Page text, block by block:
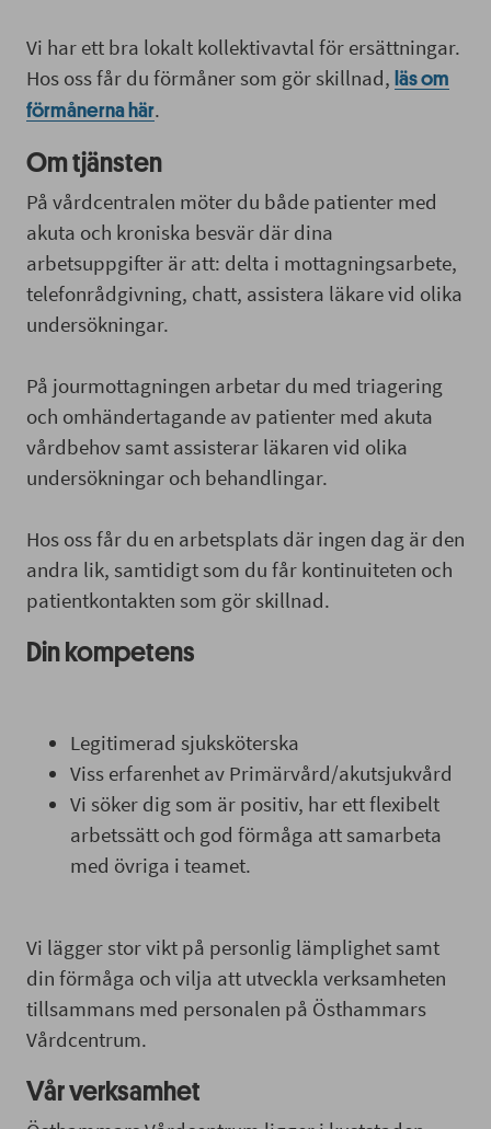
Vi har ett bra lokalt kollektivavtal för ersättningar.
Hos oss får du förmåner som gör skillnad, läs om
förmånerna här.
Om tjänsten
På vårdcentralen möter du både patienter med
akuta och kroniska besvär där dina
arbetsuppgifter är att: delta i mottagningsarbete,
telefonrådgivning, chatt, assistera läkare vid olika
undersökningar.
På jourmottagningen arbetar du med triagering
och omhändertagande av patienter med akuta
vårdbehov samt assisterar läkaren vid olika
undersökningar och behandlingar.
Hos oss får du en arbetsplats där ingen dag är den
andra lik, samtidigt som du får kontinuiteten och
patientkontakten som gör skillnad.
Din kompetens
Legitimerad sjuksköterska
Viss erfarenhet av Primärvård/akutsjukvård
Vi söker dig som är positiv, har ett flexibelt
arbetssätt och god förmåga att samarbeta
med övriga i teamet.
Vi lägger stor vikt på personlig lämplighet samt
din förmåga och vilja att utveckla verksamheten
tillsammans med personalen på Östhammars
Vårdcentrum.
Vår verksamhet